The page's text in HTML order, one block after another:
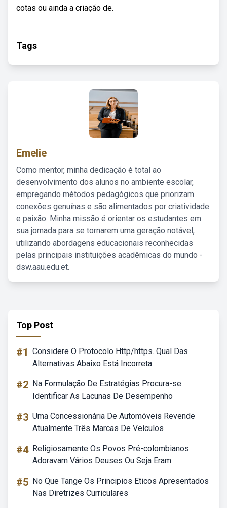
cotas ou ainda a criação de.
Tags
Emelie
Como mentor, minha dedicação é total ao
desenvolvimento dos alunos no ambiente escolar,
empregando métodos pedagógicos que priorizam
conexões genuínas e são alimentados por criatividade
e paixão. Minha missão é orientar os estudantes em
sua jornada para se tornarem uma geração notável,
utilizando abordagens educacionais reconhecidas
pelas principais instituições acadêmicas do mundo -
dsw.aau.edu.et.
Top Post
#1 Considere O Protocolo Http/https. Qual Das
Alternativas Abaixo Está Incorreta
#2 Na Formulação De Estratégias Procura-se
Identificar As Lacunas De Desempenho
#3 Uma Concessionária De Automóveis Revende
Atualmente Três Marcas De Veículos
#4 Religiosamente Os Povos Pré-colombianos
Adoravam Vários Deuses Ou Seja Eram
#5 No Que Tange Os Principios Eticos Apresentados
Nas Diretrizes Curriculares